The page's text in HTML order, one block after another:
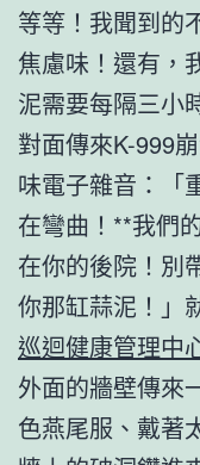
等等！我聞到的
焦慮味！還有，
泥需要每隔三小
對面傳來K-999
味電子雜音：「
在彎曲！**我們
在你的後院！
你那缸蒜泥！」
巡迴健康管理中
外面的牆壁傳來
色燕尾服、戴著